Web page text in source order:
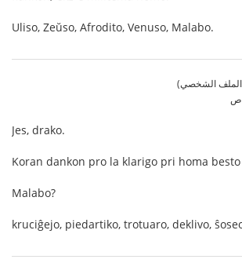
Uliso, Zeŭso, Afrodito, Venuso, Malabo.
الشخصي)
Jes, drako.
Koran dankon pro la klarigo pri homa
Malabo?
kruciĝejo, piedartiko, trotuaro, deklivo,